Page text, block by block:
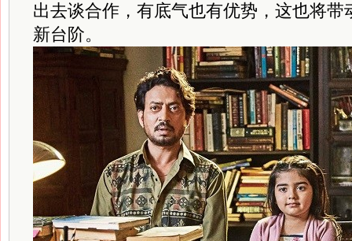
出去谈合作，有底气也有优势，这也将带
新台阶。